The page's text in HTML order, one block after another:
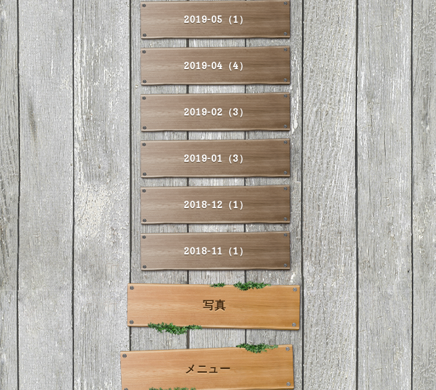
2019-05（1）
2019-04（4）
2019-02（3）
2019-01（3）
2018-12（1）
2018-11（1）
写真
メニュー